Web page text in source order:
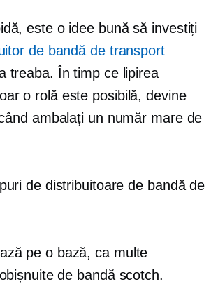
este o idee bună să investiți
de bandă de transport
treaba. În timp ce lipirea
o rolă este posibilă, devine
ambalați un număr mare de
de distribuitoare de bandă de
pe o bază, ca multe
de bandă scotch.